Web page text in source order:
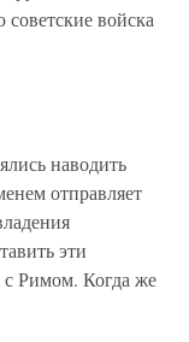
войска
наводить
отправляет
эти
с Римом. Когда же